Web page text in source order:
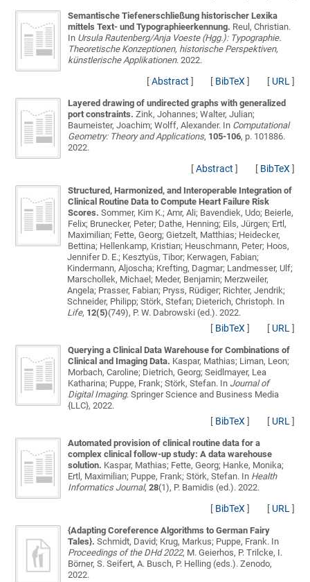
Semantische Tiefenerschließung historischer Lexika
mittels Text- und Typographieerkennung. Reul, Christian.
In Ursula Rautenberg/Anja Voeste (Hgg.): Typographie.
Theoretische Konzeptionen, historische Perspektiven,
künstlerische Applikationen. 2022.
[Abstract ] [ BibTeX ] [ URL ]
Layered drawing of undirected graphs with generalized
port constraints. Zink, Johannes; Walter, Julian;
Baumeister, Joachim; Wolff, Alexander. In Computational
Geometry: Theory and Applications, 105-106, p. 101886.
2022.
[Abstract ] [ BibTeX ]
Structured, Harmonized, and Interoperable Integration of
Clinical Routine Data to Compute Heart Failure Risk
Scores. Sommer, Kim K.; Amr, Ali; Bavendiek, Udo; Beierle,
Felix; Brunecker, Peter; Dathe, Henning; Eils, Jürgen; Ertl,
Maximilian; Fette, Georg; Gietzelt, Matthias; Heidecker,
Bettina; Hellenkamp, Kristian; Heuschmann, Peter; Hoos,
Jennifer D. E.; Kesztyüs, Tibor; Kerwagen, Fabian;
Kindermann, Aljoscha; Krefting, Dagmar; Landmesser, Ulf;
Marschollek, Michael; Meder, Benjamin; Merzweiler,
Angela; Prasser, Fabian; Pryss, Rüdiger; Richter, Jendrik;
Schneider, Philipp; Störk, Stefan; Dieterich, Christoph. In
Life, 12(5)(749), P. W. Dabrowski (ed.). 2022.
[ BibTeX ] [ URL ]
Querying a Clinical Data Warehouse for Combinations of
Clinical and Imaging Data. Kaspar, Mathias; Liman, Leon;
Morbach, Caroline; Dietrich, Georg; Seidlmayer, Lea
Katharina; Puppe, Frank; Störk, Stefan. In Journal of
Digital Imaging. Springer Science and Business Media
{LLC}, 2022.
[ BibTeX ] [ URL ]
Automated provision of clinical routine data for a
complex clinical follow-up study: A data warehouse
solution. Kaspar, Mathias; Fette, Georg; Hanke, Monika;
Ertl, Maximilian; Puppe, Frank; Störk, Stefan. In Health
Informatics Journal,28(1), P. Bamidis (ed.). 2022.
[ BibTeX ] [ URL ]
{Adapting Coreference Algorithms to German Fairy
Tales}. Schmidt, David; Krug, Markus; Puppe, Frank. In
Proceedings of the DHd 2022, M. Geierhos, P. Trilcke, I.
Börner, S. Seifert, A. Busch, P. Helling (eds.). Zenodo,
2022.